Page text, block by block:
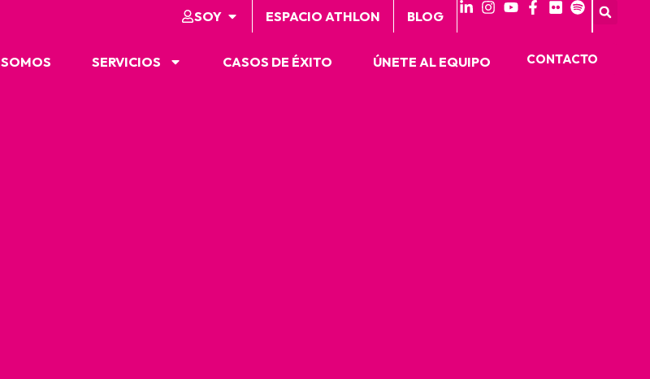
SOY ESPACIO ATHLON BLOG
SOMOS SERVICIOS CASOS DE ÉXITO ÚNETE AL EQUIPO CONTACTO